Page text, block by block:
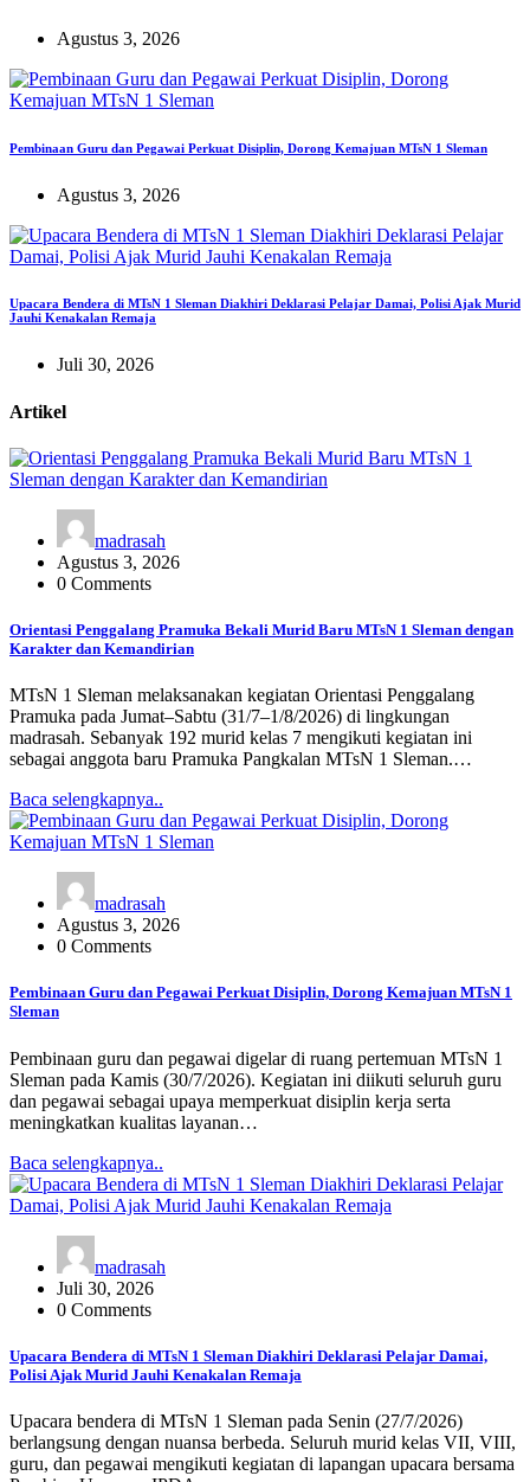
Agustus 3, 2026
Pembinaan Guru dan Pegawai Perkuat Disiplin, Dorong Kemajuan MTsN 1 Sleman
Agustus 3, 2026
Upacara Bendera di MTsN 1 Sleman Diakhiri Deklarasi Pelajar Damai, Polisi Ajak Murid
Jauhi Kenakalan Remaja
Juli 30, 2026
Artikel
madrasah
Agustus 3, 2026
0 Comments
Orientasi Penggalang Pramuka Bekali Murid Baru MTsN 1 Sleman dengan
Karakter dan Kemandirian
MTsN 1 Sleman melaksanakan kegiatan Orientasi Penggalang
Pramuka pada Jumat–Sabtu (31/7–1/8/2026) di lingkungan
madrasah. Sebanyak 192 murid kelas 7 mengikuti kegiatan ini
sebagai anggota baru Pramuka Pangkalan MTsN 1 Sleman.…
Baca selengkapnya..
madrasah
Agustus 3, 2026
0 Comments
Pembinaan Guru dan Pegawai Perkuat Disiplin, Dorong Kemajuan MTsN 1
Sleman
Pembinaan guru dan pegawai digelar di ruang pertemuan MTsN 1
Sleman pada Kamis (30/7/2026). Kegiatan ini diikuti seluruh guru
dan pegawai sebagai upaya memperkuat disiplin kerja serta
meningkatkan kualitas layanan…
Baca selengkapnya..
madrasah
Juli 30, 2026
0 Comments
Upacara Bendera di MTsN 1 Sleman Diakhiri Deklarasi Pelajar Damai,
Polisi Ajak Murid Jauhi Kenakalan Remaja
Upacara bendera di MTsN 1 Sleman pada Senin (27/7/2026)
berlangsung dengan nuansa berbeda. Seluruh murid kelas VII, VIII,
guru, dan pegawai mengikuti kegiatan di lapangan upacara bersama